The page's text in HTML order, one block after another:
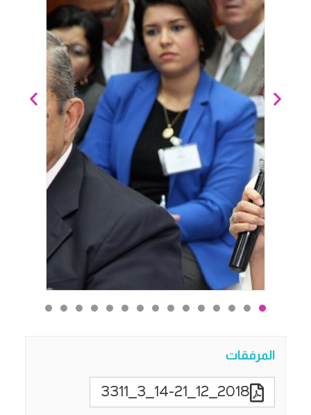
المرفقات
2018_12_14-21_3_3311